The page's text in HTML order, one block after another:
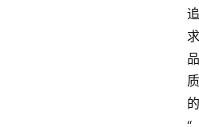
追
求
品
质
的